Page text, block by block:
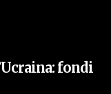
fondi